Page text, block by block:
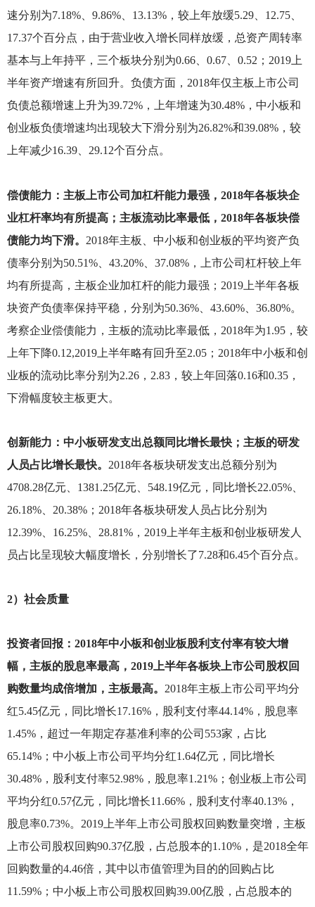
速分别为7.18%、9.86%、13.13%，较上年放缓5.29、12.75、
17.37个百分点，由于营业收入增长同样放缓，总资产周转率
基本与上年持平，三个板块分别为0.66、0.67、0.52；2019上
半年资产增速有所回升。负债方面，2018年仅主板上市公司
负债总额增速上升为39.72%，上年增速为30.48%，中小板和
创业板负债增速均出现较大下滑分别为26.82%和39.08%，较
上年减少16.39、29.12个百分点。
偿债能力：主板上市公司加杠杆能力最强，2018年各板块企
业杠杆率均有所提高；主板流动比率最低，2018年各板块偿
债能力均下滑。 2018年主板、中小板和创业板的平均资产负
债率分别为50.51%、43.20%、37.08%，上市公司杠杆较上年
均有所提高，主板企业加杠杆的能力最强；2019上半年各板
块资产负债率保持平稳，分别为50.36%、43.60%、36.80%。
考察企业偿债能力，主板的流动比率最低，2018年为1.95，较
上年下降0.12,2019上半年略有回升至2.05；2018年中小板和创
业板的流动比率分别为2.26，2.83，较上年回落0.16和0.35，
下滑幅度较主板更大。
创新能力：中小板研发支出总额同比增长最快；主板的研发
人员占比增长最快。 2018年各板块研发支出总额分别为
4708.28亿元、1381.25亿元、548.19亿元，同比增长22.05%、
26.18%、20.38%；2018年各板块研发人员占比分别为
12.39%、16.25%、28.81%，2019上半年主板和创业板研发人
员占比呈现较大幅度增长，分别增长了7.28和6.45个百分点。
2）社会质量
投资者回报：2018年中小板和创业板股利支付率有较大增
幅，主板的股息率最高，2019上半年各板块上市公司股权回
购数量均成倍增加，主板最高。 2018年主板上市公司平均分
红5.45亿元，同比增长17.16%，股利支付率44.14%，股息率
1.45%，超过一年期定存基准利率的公司553家，占比
65.14%；中小板上市公司平均分红1.64亿元，同比增长
30.48%，股利支付率52.98%，股息率1.21%；创业板上市公司
平均分红0.57亿元，同比增长11.66%，股利支付率40.13%，
股息率0.73%。2019上半年上市公司股权回购数量突增，主板
上市公司股权回购90.37亿股，占总股本的1.10%，是2018全年
回购数量的4.46倍，其中以市值管理为目的的回购占比
11.59%；中小板上市公司股权回购39.00亿股，占总股本的